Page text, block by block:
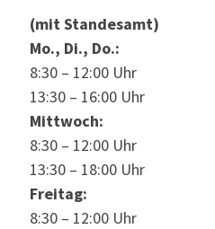
(mit Standesamt)
Mo., Di., Do.:
8:30 – 12:00 Uhr
13:30 – 16:00 Uhr
Mittwoch:
8:30 – 12:00 Uhr
13:30 – 18:00 Uhr
Freitag:
8:30 – 12:00 Uhr